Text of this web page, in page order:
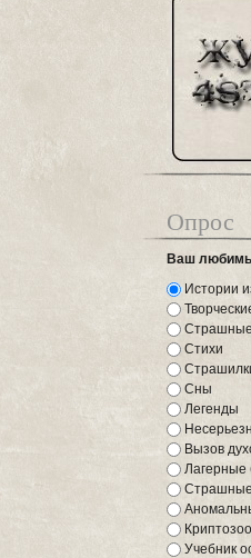
Опрос
Ваш
Истории
Стихи
Сны
Легенды
Вызов
Лагерные
Учебник